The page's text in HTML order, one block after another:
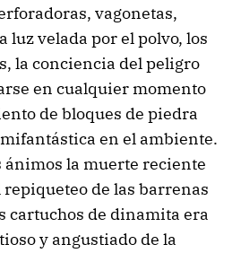
vagonetas,
luz velada por el polvo, los
la conciencia del peligro
en cualquier momento
de bloques de piedra
en el ambiente.
ánimos la muerte reciente
de las barrenas
cartuchos de dinamita era
y angustiado de la